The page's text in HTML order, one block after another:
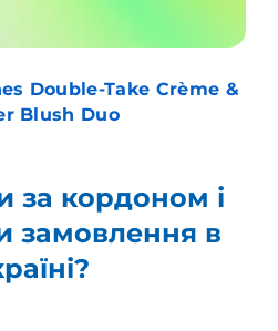
Double-Take Crème &
Blush Duo
за кордоном і
замовлення в